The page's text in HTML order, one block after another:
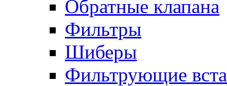
Обратные клапана
Фильтры
Шиберы
Фильтрующие